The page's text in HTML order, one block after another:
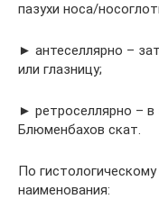
пазухи носа/
► антеселлярно –
или глазницу;
► ретроселлярно –
Блюменбахов скат.
По
наименования: